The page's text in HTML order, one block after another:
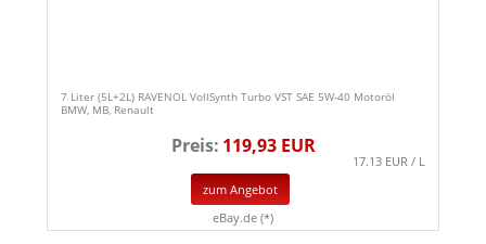
7 Liter (5L+2L) RAVENOL VollSynth Turbo VST SAE 5W-40 Motoröl
BMW, MB, Renault
Preis: 119,93 EUR
17.13 EUR / L
zum Angebot
eBay.de (*)